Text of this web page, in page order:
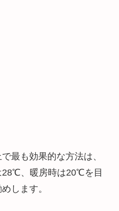
最も効果的な方法は、
28℃、暖房時は20℃を目
します。